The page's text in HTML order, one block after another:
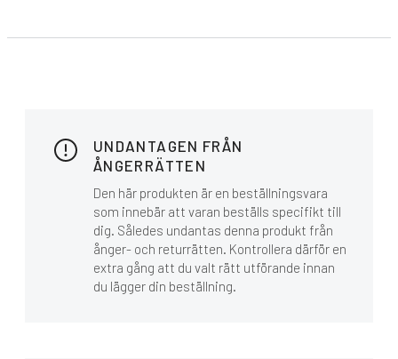
UNDANTAGEN FRÅN
ÅNGERRÄTTEN
Den här produkten är en beställningsvara
som innebär att varan beställs specifikt till
dig. Således undantas denna produkt från
ånger- och returrätten. Kontrollera därför en
extra gång att du valt rätt utförande innan
du lägger din beställning.